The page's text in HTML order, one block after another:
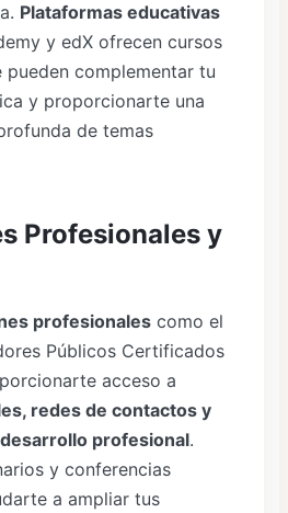
Plataformas educativas
y edX ofrecen cursos
pueden complementar tu
y proporcionarte una
de temas
Profesionales y
profesionales como el
Públicos Certificados
acceso a
redes de contactos y
profesional.
y conferencias
a ampliar tus